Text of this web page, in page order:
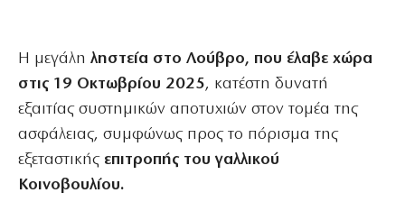
Η μεγάλη ληστεία στο Λούβρο, που έλαβε χώρα
στις 19 Οκτωβρίου 2025, κατέστη δυνατή
εξαιτίας συστημικών αποτυχιών στον τομέα της
ασφάλειας, συμφώνως προς το πόρισμα της
εξεταστικήςεπιτροπής του γαλλικού
Κοινοβουλίου.